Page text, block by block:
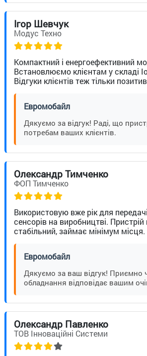
Ігор Шевчук
Модус Техно
Компактний і енергоефективний
Встановлюємо клієнтам у складі
Відгуки клієнтів теж тільки
Евромобайл
Дякуємо за відгук! Раді, що
потребам ваших клієнтів.
Олександр Тимченко
ФОП Тимченко
Використовую вже рік для
сенсорів на виробництві. Пристрій
стабільний, займає мінімум
Евромобайл
Дякуємо за ваш відгук! Приємно
обладнання відповідає вашим
Олександр Павленко
ТОВ Інноваційні Системи